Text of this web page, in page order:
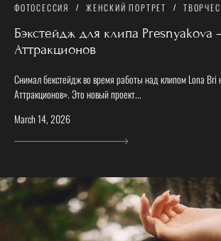
ФОТОСЕССИЯ ЖЕНСКИЙ ПОРТРЕТ
Бэкстейдж для клипа
Аттракционов
Снимал бекстейдж во время работы над клипом Lona
Аттракционов». Это новый проект...
March 14, 2026